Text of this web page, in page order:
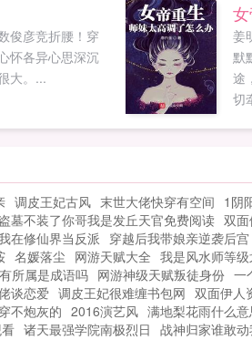
，追，冷，你
！！凉冰我靠直
统出现坏死？？
能让凯莎抢去
之星，却出来这
个人可以碾
对你很好奇？？
处！蕾娜你和
尤其是你的子
的，你为什么不
玩意？？你阴
异常枪神，别忘
您
半
集
家
李
道
出
子
俊彦竞折腰！穿
怀各异心思深沉
大。...
姜
默
途
切
妹
调皮王妃古风 末世大佬快穿有空间 1阴
盗墓不装了你哥我是发丘天官免费阅读 双
在修仙界当反派 穿越后我带娘亲逆袭后宫
名媛落尘 网游天赋大全 我是风水师等级
所属是成语吗 网游神级天赋叛徒身份 一
谈恋爱 调皮王妃很难缠书包网 双面伊人
不炮灰的 2016演艺风 满地梨花雨什么意
诸天最强学院南极烈日 战神归家谁敢